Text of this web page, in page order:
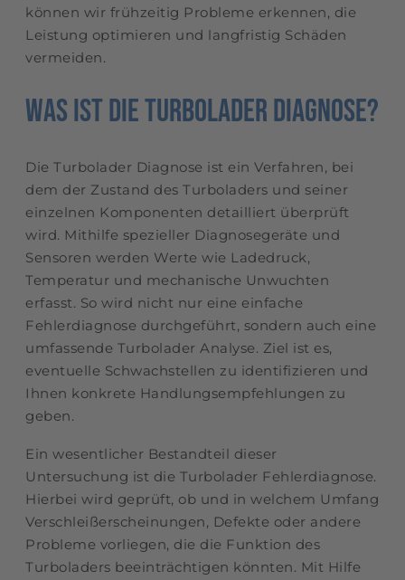
können wir frühzeitig Probleme erkennen, die
Leistung optimieren und langfristig Schäden
vermeiden.
Was ist die Turbolader Diagnose?
Die Turbolader Diagnose ist ein Verfahren, bei
dem der Zustand des Turboladers und seiner
einzelnen Komponenten detailliert überprüft
wird. Mithilfe spezieller Diagnosegeräte und
Sensoren werden Werte wie Ladedruck,
Temperatur und mechanische Unwuchten
erfasst. So wird nicht nur eine einfache
Fehlerdiagnose durchgeführt, sondern auch eine
umfassende Turbolader Analyse. Ziel ist es,
eventuelle Schwachstellen zu identifizieren und
Ihnen konkrete Handlungsempfehlungen zu
geben.
Ein wesentlicher Bestandteil dieser
Untersuchung ist die Turbolader Fehlerdiagnose.
Hierbei wird geprüft, ob und in welchem Umfang
Verschleißerscheinungen, Defekte oder andere
Probleme vorliegen, die die Funktion des
Turboladers beeinträchtigen könnten. Mit Hilfe